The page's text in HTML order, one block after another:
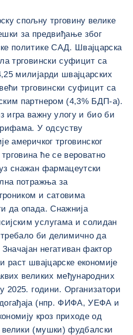
спољну трговину велике
за предвиђање због
политике САД. Швајцарска
трговински суфицит са
милијарди швајцарских
трговински суфицит са
партнером (4,3% БДП-а).
игра важну улогу и био би
У одсуству
америчког трговинског
ће се вероватно
снажан фармацеутски
потражња за
и сатовима
да опада. Снажнија
услугама и солидан
би делимично да
негативан фактор
раст швајцарске економије
великих међународних
2025. години. Организатори
догађаја (нпр. ФИФА, УЕФА и
кроз приходе од
(мушки) фудбалски